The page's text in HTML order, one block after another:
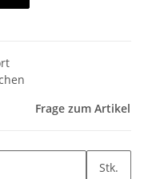
Frage zum Artikel
Stk.